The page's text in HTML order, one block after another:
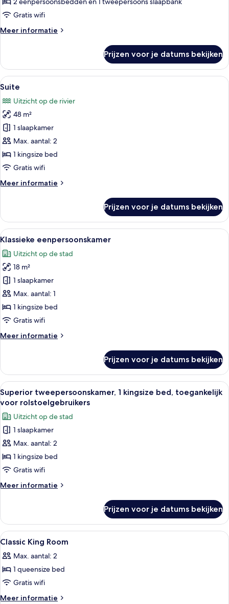
slaapkamer
Gratis wifi
Meer informatie
Meer
Twin
kamer,
1
Prijzen voor je datums bekijken
Alle
foto's
voor
Suite
laden
Een moderne hotelkamer met een
8
Suite
Uitzicht op de rivier
48 m²
1 slaapkamer
Max. aantal: 2
1 kingsize bed
Gratis wifi
Meer informatie
Meer
Prijzen voor je datums bekijken
Alle
foto's
voor
Klassieke
eenpersoonskamer
laden
Een moderne hotelkamer met een
5
Klassieke eenpersoonskamer
Uitzicht op de stad
18 m²
1 slaapkamer
Max. aantal: 1
1 kingsize bed
Gratis wifi
Meer informatie
Meer
eenpersoonskamer
Prijzen voor je datums bekijken
Alle
foto's
voor
Superior
tweepersoonskamer,
1
kingsize
bed,
toegankelijk
voor
laden
Een hotelkamer met een groot bed,
5
Superior tweepersoonskamer, 1 kingsize bed, toegankelijk
voor rolstoelgebruikers
Uitzicht op de stad
1 slaapkamer
Max. aantal: 2
1 kingsize bed
Gratis wifi
Meer informatie
Meer
tweepersoonskamer,
kingsize
toegankelijk
voor
Prijzen voor je datums bekijken
Alle
foto's
voor
Classic
King
Room
Een hotelkamer met twee bedden,
4
Classic King Room
Max. aantal: 2
1 queensize bed
Gratis wifi
Meer informatie
Meer